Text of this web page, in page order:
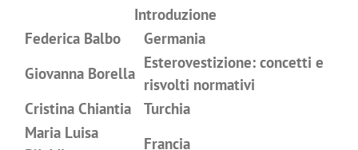
Introduzione
Federica Balbo
Germania
Giovanna Borella
Esterovestizione: concetti e
risvolti normativi
Cristina Chiantia
Turchia
Maria Luisa
Francia